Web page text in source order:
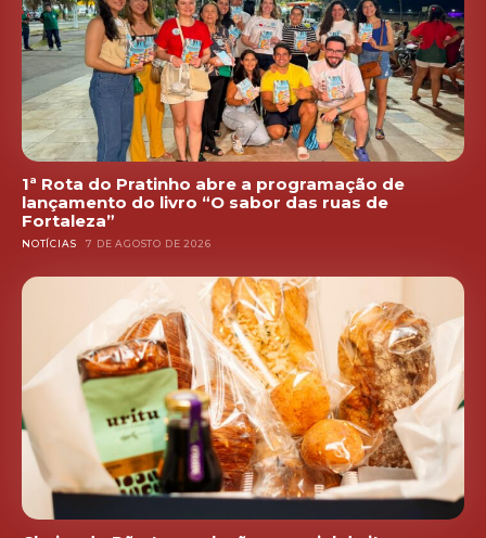
1ª Rota do Pratinho abre a programação de
lançamento do livro “O sabor das ruas de
Fortaleza”
NOTÍCIAS 7 DE AGOSTO DE 2026